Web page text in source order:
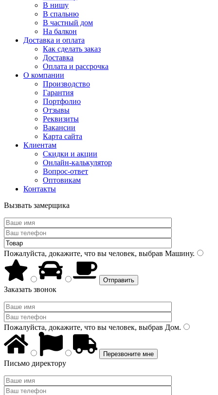
В нишу
В спальню
В частный дом
На балкон
Доставка и оплата
Как сделать заказ
Доставка
Оплата и рассрочка
О компании
Производство
Гарантия
Портфолио
Отзывы
Реквизиты
Вакансии
Карта сайта
Клиентам
Скидки и акции
Онлайн-калькулятор
Вопрос-ответ
Оптовикам
Контакты
Вызвать замерщика
Пожалуйста, докажите, что вы человек, выбрав Машину.
Заказать звонок
Пожалуйста, докажите, что вы человек, выбрав Дом.
Письмо директору